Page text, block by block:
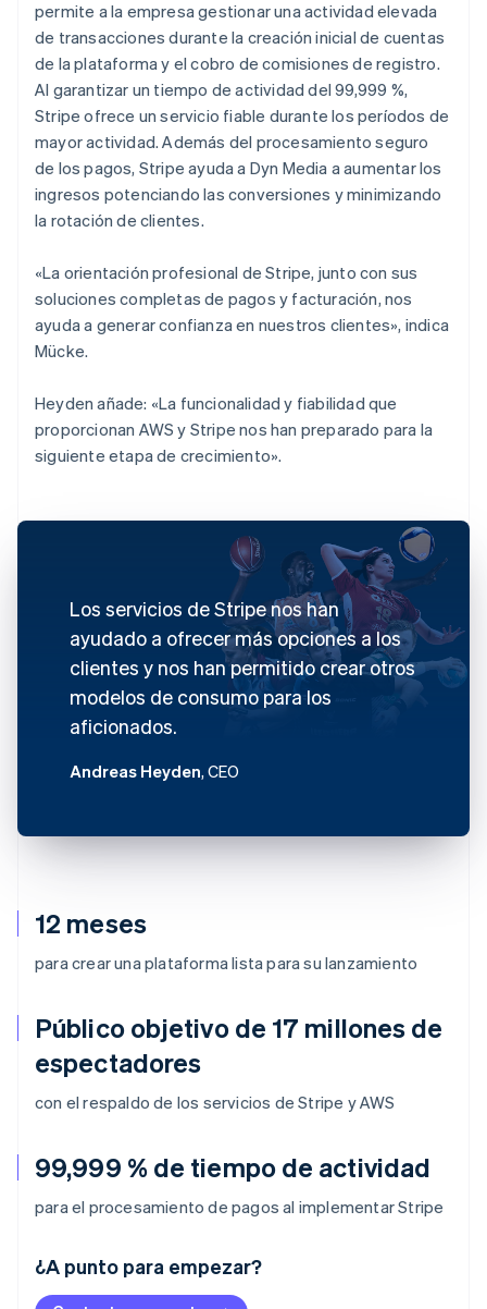
12 meses
para crear una plataforma lista para su lanzamiento
Público objetivo de 17 millones de
espectadores
con el respaldo de los servicios de Stripe y AWS
99,999 % de tiempo de actividad
para el procesamiento de pagos al implementar Stripe
¿A punto para empezar?
permite a la empresa gestionar una actividad elevada
de transacciones durante la creación inicial de cuentas
de la plataforma y el cobro de comisiones de registro.
Al garantizar un tiempo de actividad del 99,999 %,
Stripe ofrece un servicio fiable durante los períodos de
mayor actividad. Además del procesamiento seguro
de los pagos, Stripe ayuda a Dyn Media a aumentar los
ingresos potenciando las conversiones y minimizando
la rotación de clientes.
«La orientación profesional de Stripe, junto con sus
soluciones completas de pagos y facturación, nos
ayuda a generar confianza en nuestros clientes», indica
Mücke.
Heyden añade: «La funcionalidad y fiabilidad que
proporcionan AWS y Stripe nos han preparado para la
siguiente etapa de crecimiento».
Los servicios de Stripe nos han
ayudado a ofrecer más opciones a los
clientes y nos han permitido crear otros
modelos de consumo para los
aficionados.
Andreas Heyden, CEO
Alemania
Deutsch English
Australia